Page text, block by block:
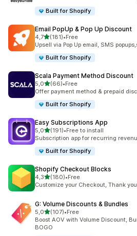
Built for Shopify
Email PopUp & Pop Up Discount
4,7z 5 hvězd
(181)
Celkový počet recenzí: 181
•Free
Upsell via Pop Up email, SMS
Built for Shopify
Scala Payment Method Discount
5,0z 5 hvězd
(66)
Celkový počet recenzí: 66
•Free
Offer payment method & prepaid
Built for Shopify
Easy Subscriptions App
5,0z 5 hvězd
(191)
Celkový počet recenzí: 191
•Free to install
Subscription app for recurring
Built for Shopify
Shopify Checkout Blocks
4,3z 5 hvězd
(180)
Celkový počet recenzí: 180
•Free
Customize your Checkout, Thank
G: Volume Discounts & Bundles
5,0z 5 hvězd
(107)
Celkový počet recenzí: 107
•Free
Boost AOV with Volume Discount,
BOGO